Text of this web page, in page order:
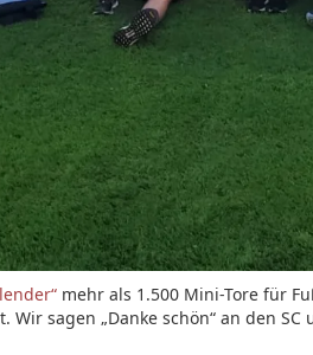
mehr als 1.500 Mini-Tore für
sagen „Danke schön“ an den